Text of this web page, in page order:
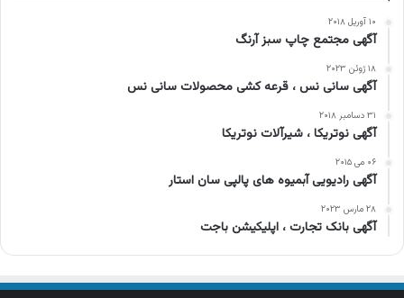
۱۰ آوریل ۲۰۱۸
آگهی مجتمع چاپ سبز آرنگ
۱۸ ژوئن ۲۰۲۳
آگهی سانی نس ، قرعه کشی محصولات سانی نس
۳۱ دسامبر ۲۰۱۸
آگهی نوتریکا ، شیرآلات نوتریکا
۰۶ می ۲۰۱۵
آگهی رادیویی آبمیوه های پالپی سان استار
۲۸ مارس ۲۰۲۳
آگهی بانک تجارت ، اپلیکیشن باجت